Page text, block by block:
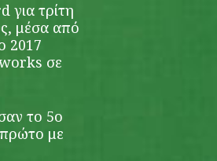
για τρίτη
μέσα από
2017
σε
το 5ο
με